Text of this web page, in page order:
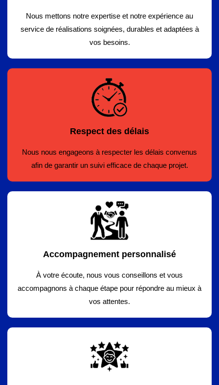
Nous mettons notre expertise et notre expérience au
service de réalisations soignées, durables et adaptées à
vos besoins.
Respect des délais
Nous nous engageons à respecter les délais convenus
afin de garantir un suivi efficace de chaque projet.
Accompagnement personnalisé
À votre écoute, nous vous conseillons et vous
accompagnons à chaque étape pour répondre au mieux à
vos attentes.